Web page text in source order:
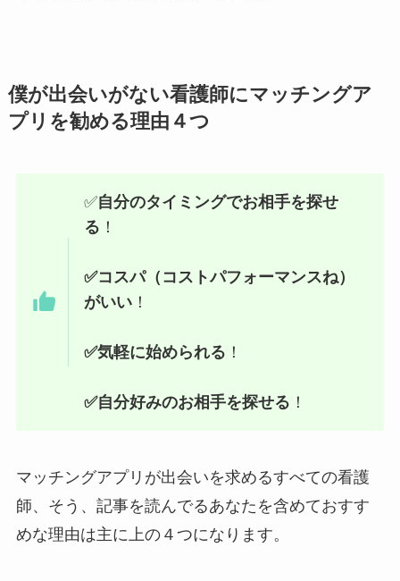
僕が出会いがない看護師にマッチングア
プリを勧める理由４つ
✅自分のタイミングでお相手を探せ
る ！
✅コスパ（コストパフォーマンスね）
がいい ！
✅気軽に始められる ！
✅自分好みのお相手を探せる ！
マッチングアプリが出会いを求めるすべての看護
師、そう、記事を読んでるあなたを含めておすす
めな理由は主に上の４つになります。